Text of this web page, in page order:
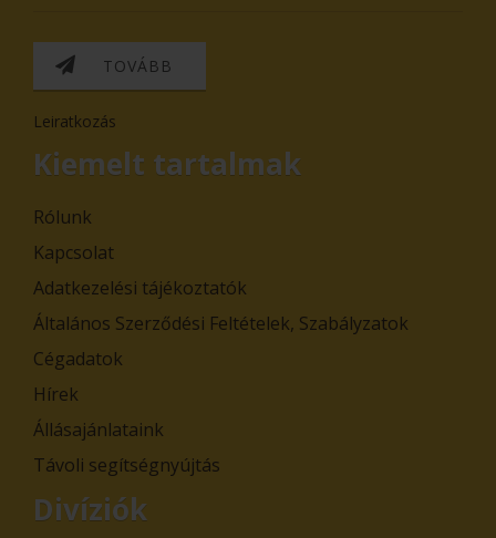
TOVÁBB
Leiratkozás
Kiemelt tartalmak
Rólunk
Kapcsolat
Adatkezelési tájékoztatók
Általános Szerződési Feltételek, Szabályzatok
Cégadatok
Hírek
Állásajánlataink
Távoli segítségnyújtás
Divíziók